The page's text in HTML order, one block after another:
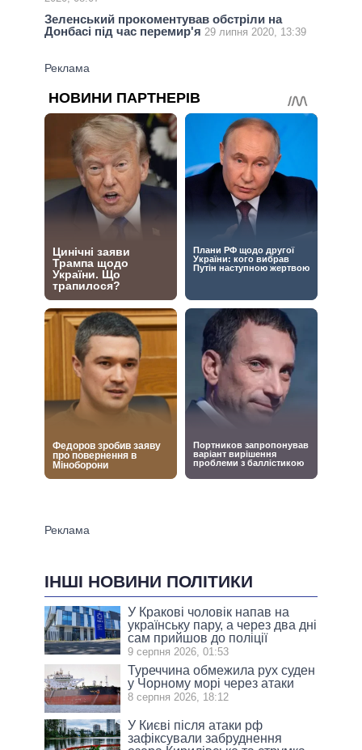
Зеленський прокоментував обстріли на
Донбасі під час перемир'я 29 липня 2020, 13:39
ІНШІ НОВИНИ ПОЛІТИКИ
У Кракові чоловік напав на
українську пару, а через два дні
сам прийшов до поліції
9 серпня 2026, 01:53
Туреччина обмежила рух суден
у Чорному морі через атаки
8 серпня 2026, 18:12
У Києві після атаки рф
зафіксували забруднення